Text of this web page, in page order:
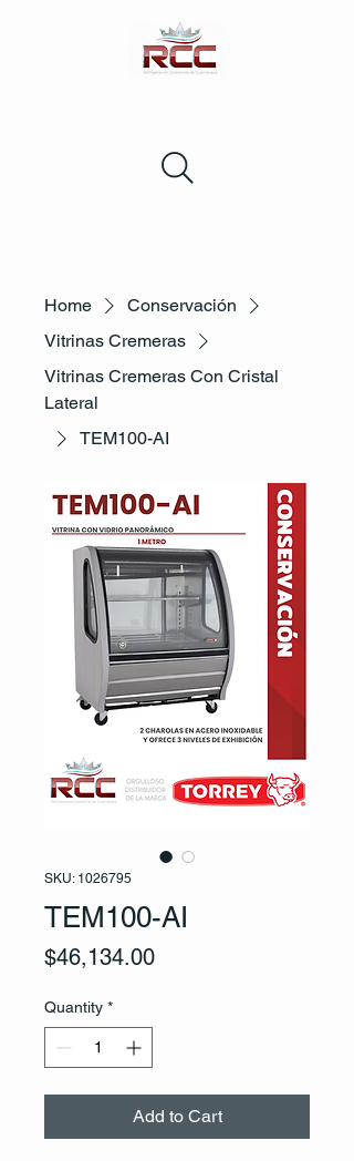
Home
Conservación
Vitrinas Cremeras
Vitrinas Cremeras Con Cristal
Lateral
TEM100-AI
SKU: 1026795
TEM100-AI
$46,134.00Price
Quantity *
Add to Cart